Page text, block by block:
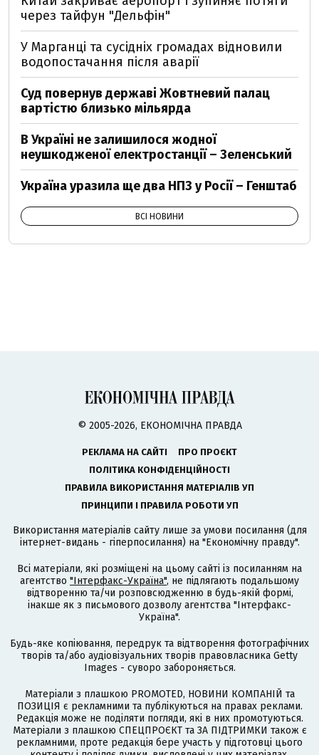
через тайфун "Дельфін"
У Марганці та сусідніх громадах відновили
водопостачання після аварії
Суд повернув державі Жовтневий палац
вартістю близько мільярда
В Україні не залишилося жодної
неушкодженої електростанції – Зеленський
Україна уразила ще два НПЗ у Росії – Генштаб
ВСІ НОВИНИ
© 2005-2026, ЕКОНОМІЧНА ПРАВДА
РЕКЛАМА НА САЙТІ
ПРО ПРОЄКТ
ПОЛІТИКА КОНФІДЕНЦІЙНОСТІ
ПРАВИЛА ВИКОРИСТАННЯ МАТЕРІАЛІВ УП
ПРИНЦИПИ І ПРАВИЛА РОБОТИ УП
Використання матеріалів сайту лише за умови посилання (для
інтернет-видань - гіперпосилання) на "Економічну правду".
Всі матеріали, які розміщені на цьому сайті із посиланням на
агентство "Інтерфакс-Україна", не підлягають подальшому
відтворенню та/чи розповсюдженню в будь-якій формі,
інакше як з письмового дозволу агентства "Інтерфакс-
Україна".
Будь-яке копіювання, передрук та відтворення фотографічних
творів та/або аудіовізуальних творів правовласника Getty
Images - суворо забороняється.
Матеріали з плашкою PROMOTED, НОВИНИ КОМПАНІЙ та
ПОЗИЦІЯ є рекламними та публікуються на правах реклами.
Редакція може не поділяти погляди, які в них промотуються.
Матеріали з плашкою СПЕЦПРОЄКТ та ЗА ПІДТРИМКИ також є
рекламними, проте редакція бере участь у підготовці цього